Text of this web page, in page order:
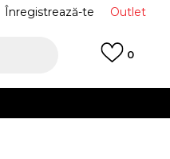
Outlet
Înregistrează-te
0